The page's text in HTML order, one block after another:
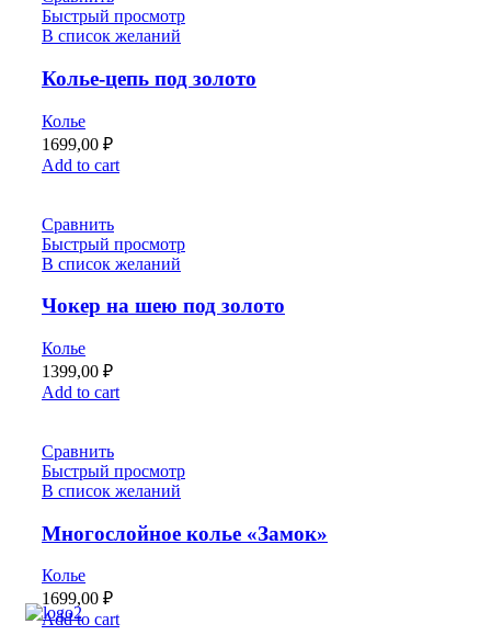
Быстрый просмотр
В список желаний
Колье-цепь под золото
Колье
1699,00 ₽
Add to cart
Сравнить
Быстрый просмотр
В список желаний
Чокер на шею под золото
Колье
1399,00 ₽
Add to cart
Сравнить
Быстрый просмотр
В список желаний
Многослойное колье «Замок»
Колье
1699,00 ₽
Add to cart